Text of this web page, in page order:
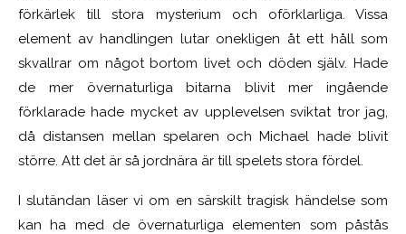
förkärlek till stora mysterium och oförklarliga. Vissa
element av handlingen lutar onekligen åt ett håll som
skvallrar om något bortom livet och döden själv. Hade
de mer övernaturliga bitarna blivit mer ingående
förklarade hade mycket av upplevelsen sviktat tror jag,
då distansen mellan spelaren och Michael hade blivit
större. Att det är så jordnära är till spelets stora fördel.
I slutändan läser vi om en särskilt tragisk händelse som
kan ha med de övernaturliga elementen som påstås